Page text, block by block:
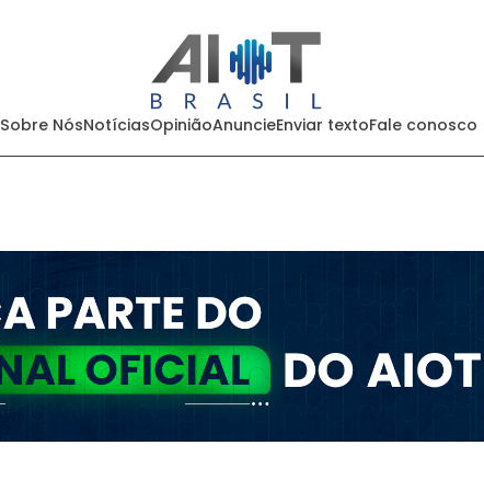
Sobre NósNotíciasOpiniãoAnuncieEnviar textoFale conosco